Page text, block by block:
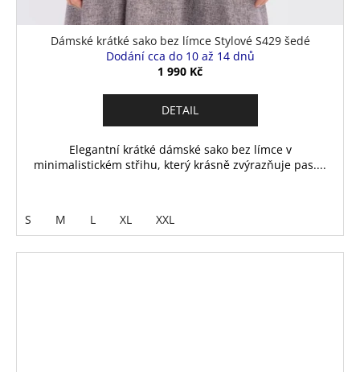
Dámské krátké sako bez límce Stylové S429 šedé
Dodání cca do 10 až 14 dnů
1 990 Kč
DETAIL
Elegantní krátké dámské sako bez límce v
minimalistickém střihu, který krásně zvýrazňuje pas....
S M L XL XXL